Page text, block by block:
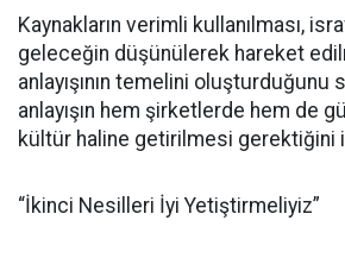
Kaynakların verimli kullanılması,
geleceğin düşünülerek hareket
anlayışının temelini oluşturduğunu
anlayışın hem şirketlerde hem de
kültür haline getirilmesi gerektiğini
“İkinci Nesilleri İyi Yetiştirmeliyiz”